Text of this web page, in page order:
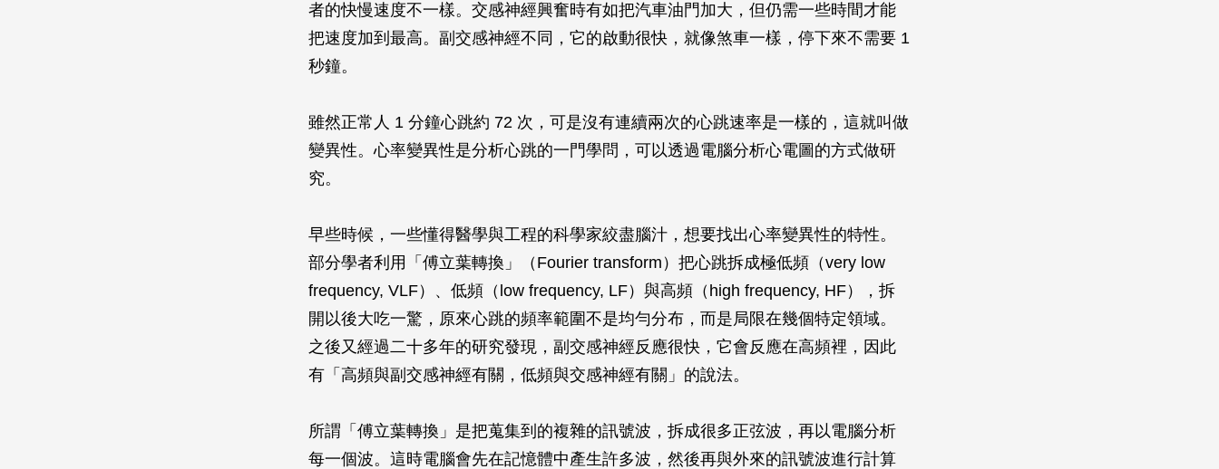
者的快慢速度不一樣。交感神經興奮時有如把汽車油門加大，但仍需一些時間才能
把速度加到最高。副交感神經不同，它的啟動很快，就像煞車一樣，停下來不需要 1
秒鐘。
雖然正常人 1 分鐘心跳約 72 次，可是沒有連續兩次的心跳速率是一樣的，這就叫做
變異性。心率變異性是分析心跳的一門學問，可以透過電腦分析心電圖的方式做研
究。
早些時候，一些懂得醫學與工程的科學家絞盡腦汁，想要找出心率變異性的特性。
部分學者利用「傅立葉轉換」（Fourier transform）把心跳拆成極低頻（very low
frequency, VLF）、低頻（low frequency, LF）與高頻（high frequency, HF），拆
開以後大吃一驚，原來心跳的頻率範圍不是均勻分布，而是局限在幾個特定領域。
之後又經過二十多年的研究發現，副交感神經反應很快，它會反應在高頻裡，因此
有「高頻與副交感神經有關，低頻與交感神經有關」的說法。
所謂「傅立葉轉換」是把蒐集到的複雜的訊號波，拆成很多正弦波，再以電腦分析
每一個波。這時電腦會先在記憶體中產生許多波，然後再與外來的訊號波進行計算